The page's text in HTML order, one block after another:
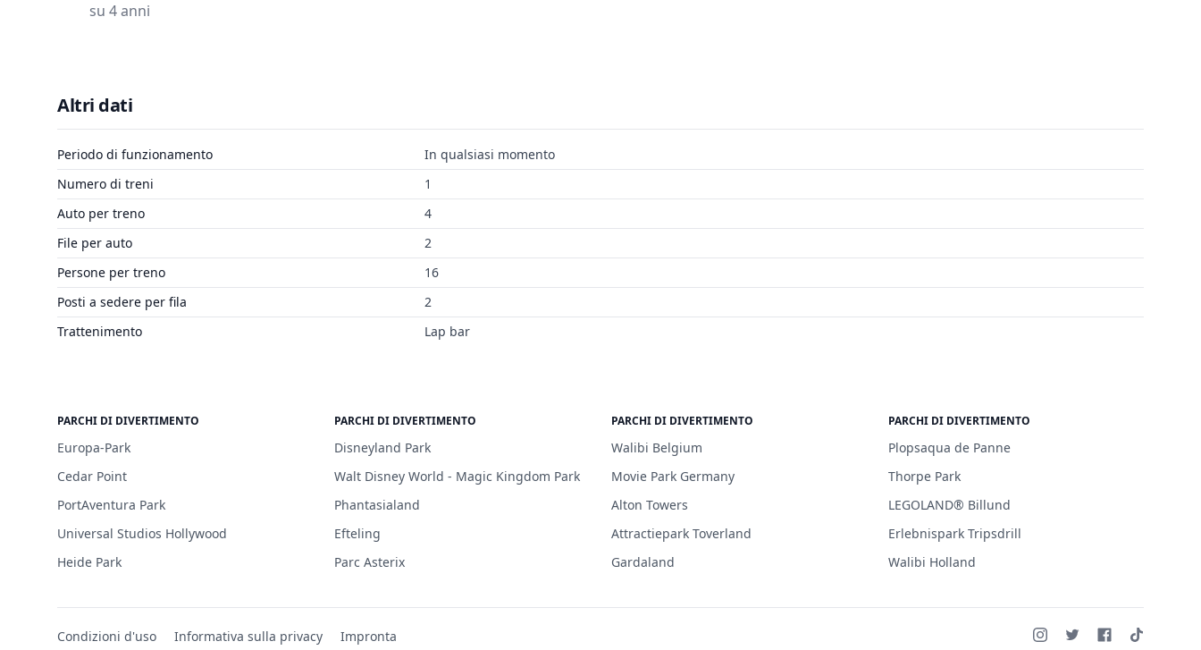
su 4 anni
Altri dati
Periodo di funzionamento
In qualsiasi momento
Numero di treni
1
Auto per treno
4
File per auto
2
Persone per treno
16
Posti a sedere per fila
2
Trattenimento
Lap bar
PARCHI DI DIVERTIMENTO
Europa-Park
Cedar Point
PortAventura Park
Universal Studios Hollywood
Heide Park
PARCHI DI DIVERTIMENTO
Disneyland Park
Walt Disney World - Magic Kingdom Park
Phantasialand
Efteling
Parc Asterix
PARCHI DI DIVERTIMENTO
Walibi Belgium
Movie Park Germany
Alton Towers
Attractiepark Toverland
Gardaland
PARCHI DI DIVERTIMENTO
Plopsaqua de Panne
Thorpe Park
LEGOLAND® Billund
Erlebnispark Tripsdrill
Walibi Holland
Condizioni d'uso Informativa sulla privacy Impronta